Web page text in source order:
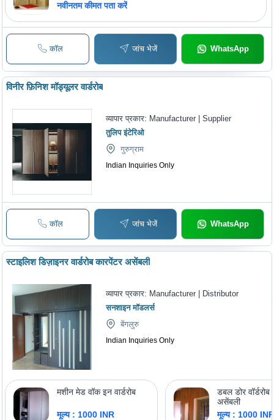
नवीनतम कीमत पता करें
कॉल जांच भेजें WhatsApp
विनीर फ़िनिश मॉड्यूलर वार्डरोब
व्यापार प्रकार: Manufacturer | Supplier
तुलिप इंटेरिओ
गुरुग्राम
Indian Inquiries Only
कॉल जांच भेजें WhatsApp
स्टाइलिश डिज़ाइनर वार्डरोब कारपेंटर असेंबली
व्यापार प्रकार: Manufacturer | Distributor
सनशाइन मॉडलर्स
बेंगलुरु
Indian Inquiries Only
मशीन मेड वॉक इन वार्डरोब
मूल्य : 1000 INR
डबल डोर वॉर्डरोब
असेंबली
मूल्य : 1000